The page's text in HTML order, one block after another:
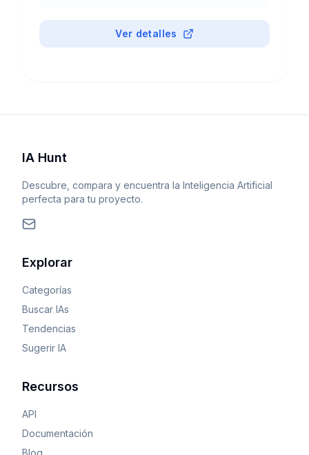
Ver detalles
IA Hunt
Descubre, compara y encuentra la Inteligencia Artificial
perfecta para tu proyecto.
Explorar
Categorías
Buscar IAs
Tendencias
Sugerir IA
Recursos
API
Documentación
Blog